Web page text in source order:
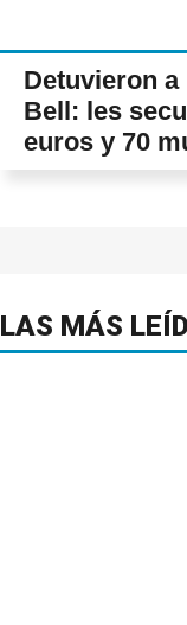
Detuvieron
Bell: les
euros y 70
LAS MÁS